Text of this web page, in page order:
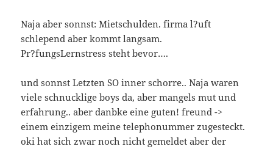
Naja aber sonnst: Mietschulden. firma l?uft
schlepend aber kommt langsam.
Pr?fungsLernstress steht bevor….
und sonnst Letzten SO inner schorre.. Naja waren
viele schnucklige boys da, aber mangels mut und
erfahrung.. aber danbke eine guten! freund ->
einem einzigem meine telephonummer zugesteckt.
oki hat sich zwar noch nicht gemeldet aber der